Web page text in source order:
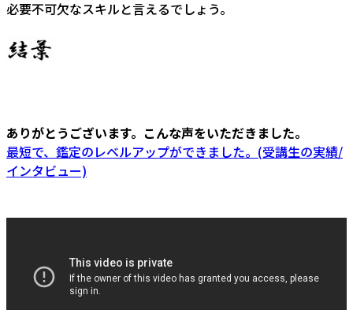
必要不可欠なスキルと言えるでしょう。
ありがとうございます。こんな声をいただきました。
最短で、鑑定のレベルアップができました。(受講生の実績/
インタビュー)